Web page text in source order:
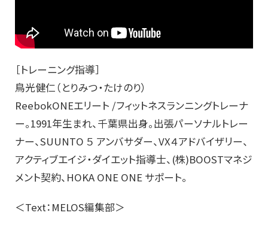
［トレーニング指導］
鳥光健仁（とりみつ・たけのり）
ReebokONEエリート /フィットネスランニングトレーナ
ー。1991年生まれ、千葉県出身。出張パーソナルトレー
ナー、SUUNTO ５ アンバサダー、VX４アドバイザリー、
アクティブエイジ・ダイエット指導士、(株)BOOSTマネジ
メント契約、HOKA ONE ONE サポート。
＜Text：MELOS編集部＞